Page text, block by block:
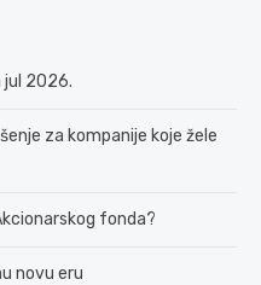
jul 2026.
za kompanije koje žele
fonda?
novu eru